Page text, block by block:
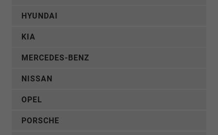
HYUNDAI
KIA
MERCEDES-BENZ
NISSAN
OPEL
PORSCHE